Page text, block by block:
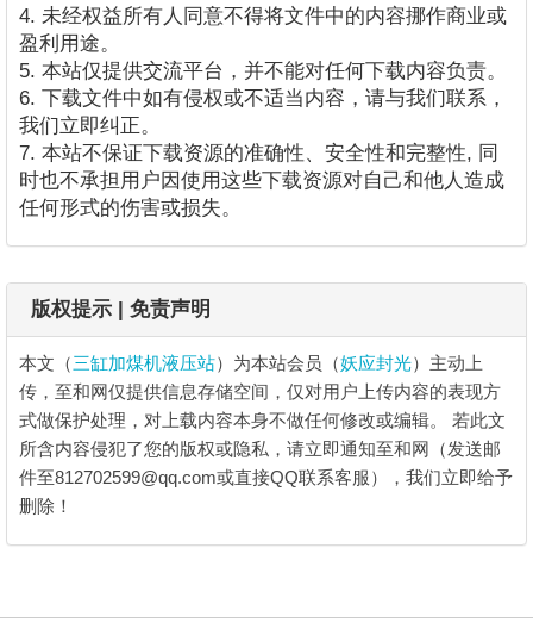
4. 未经权益所有人同意不得将文件中的内容挪作商业或
盈利用途。
5. 本站仅提供交流平台，并不能对任何下载内容负责。
6. 下载文件中如有侵权或不适当内容，请与我们联系，
我们立即纠正。
7. 本站不保证下载资源的准确性、安全性和完整性, 同
时也不承担用户因使用这些下载资源对自己和他人造成
任何形式的伤害或损失。
版权提示 | 免责声明
本文（三缸加煤机液压站）为本站会员（妖应封光）主动上
传，至和网仅提供信息存储空间，仅对用户上传内容的表现方
式做保护处理，对上载内容本身不做任何修改或编辑。 若此文
所含内容侵犯了您的版权或隐私，请立即通知至和网（发送邮
件至812702599@qq.com或直接QQ联系客服），我们立即给予
删除！